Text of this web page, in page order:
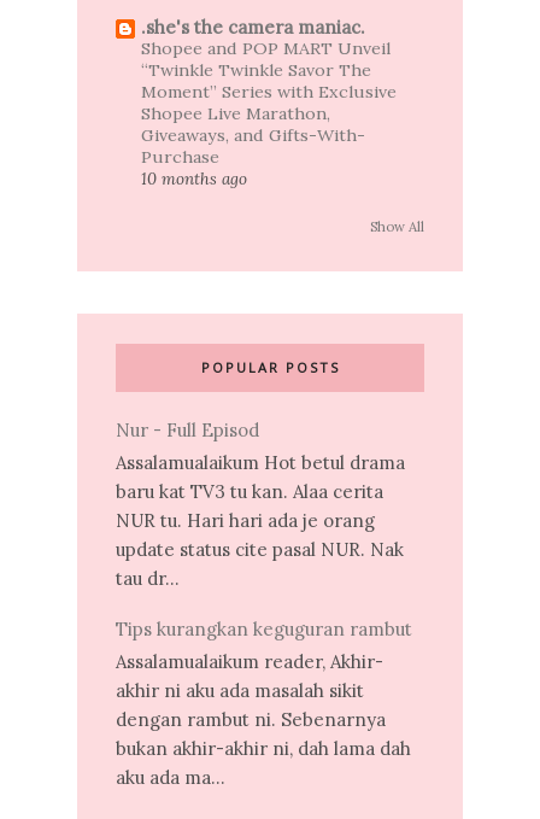
.she's the camera maniac.
Shopee and POP MART Unveil
“Twinkle Twinkle Savor The
Moment” Series with Exclusive
Shopee Live Marathon,
Giveaways, and Gifts-With-
Purchase
10 months ago
Show All
POPULAR POSTS
Nur - Full Episod
Assalamualaikum Hot betul drama
baru kat TV3 tu kan. Alaa cerita
NUR tu. Hari hari ada je orang
update status cite pasal NUR. Nak
tau dr...
Tips kurangkan keguguran rambut
Assalamualaikum reader, Akhir-
akhir ni aku ada masalah sikit
dengan rambut ni. Sebenarnya
bukan akhir-akhir ni, dah lama dah
aku ada ma...